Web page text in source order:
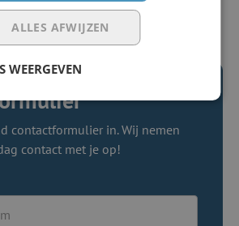
2023
juli 2023
contactformulier in. Wij nemen
contact met je op!
ALLES AFWIJZEN
WEERGEVEN